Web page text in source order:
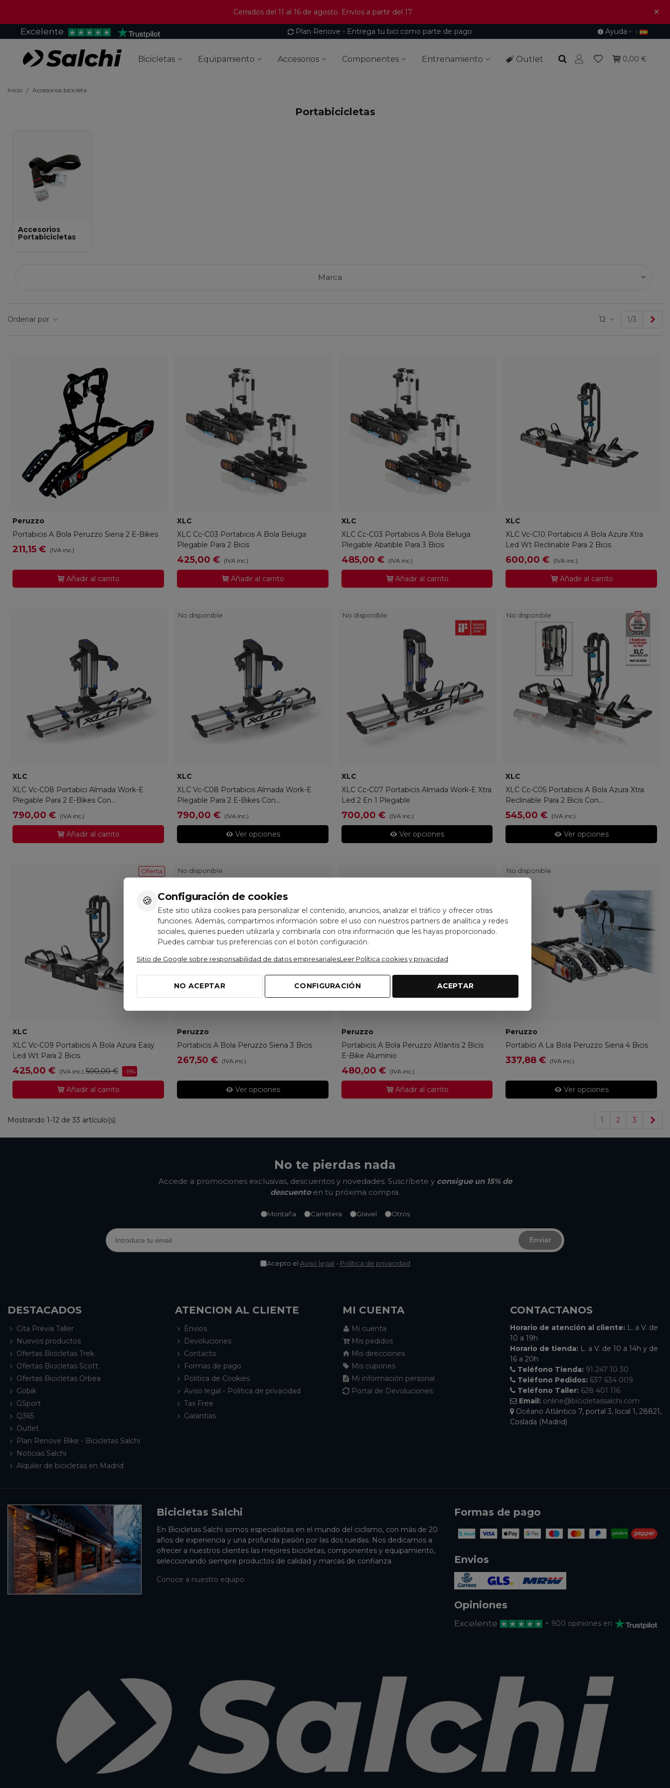
🍪 Configuración de cookies
Este sitio utiliza cookies para personalizar el contenido, anuncios, analizar el tráfico y ofrecer otras
funciones. Además, compartimos información sobre el uso con nuestros partners de analítica y redes
sociales, quienes pueden utilizarla y combinarla con otra información que les hayas proporcionado.
Puedes cambiar tus preferencias con el botón configuración.
Sitio de Google sobre responsabilidad de datos empresarialesLeer Política cookies y privacidad
ACEPTAR
CONFIGURACIÓN
NO ACEPTAR
Cerrados del 11 al 16 de agosto. Envíos a partir del 17 ×
Excelente Plan Renove - Entrega tu bici como parte de pago Ayuda
Bicicletas Equipamiento Accesorios Componentes Entrenamiento Outlet 0,00 €
Inicio / Accesorios bicicleta
Portabicicletas
Accesorios
Portabicicletas
Marca
Ordenar por 12 1/3
Peruzzo
Portabicis A Bola Peruzzo Siena 2 E-Bikes
211,15 € (IVA inc.)
Añadir al carrito
XLC
XLC Cc-C03 Portabicis A Bola Beluga
Plegable Para 2 Bicis
425,00 € (IVA inc.)
Añadir al carrito
XLC
XLC Cc-C03 Portabicis A Bola Beluga
Plegable Abatible Para 3 Bicis
485,00 € (IVA inc.)
Añadir al carrito
XLC
XLC Vc-C10 Portabicis A Bola Azura Xtra
Led Wt Reclinable Para 2 Bicis
600,00 € (IVA inc.)
Añadir al carrito
XLC
XLC Vc-C08 Portabici Almada Work-E
Plegable Para 2 E-Bikes Con...
790,00 € (IVA inc.)
Añadir al carrito
No disponible
XLC
XLC Vc-C08 Portabicis Almada Work-E
Plegable Para 2 E-Bikes Con...
790,00 € (IVA inc.)
Ver opciones
No disponible
XLC
XLC Cc-C07 Portabicis Almada Work-E Xtra
Led 2 En 1 Plegable
700,00 € (IVA inc.)
Ver opciones
No disponible
XLC
XLC Cc-C05 Portabicis A Bola Azura Xtra
Reclinable Para 2 Bicis Con...
545,00 € (IVA inc.)
Ver opciones
Oferta
XLC
XLC Vc-C09 Portabicis A Bola Azura Easy
Led Wt Para 2 Bicis
425,00 € (IVA inc.) 500,00 € -15%
Añadir al carrito
No disponible
Peruzzo
Portabicis A Bola Peruzzo Siena 3 Bicis
267,50 € (IVA inc.)
Ver opciones
Peruzzo
Portabicis A Bola Peruzzo Atlantis 2 Bicis
E-Bike Aluminio
480,00 € (IVA inc.)
Añadir al carrito
No disponible
Peruzzo
Portabici A La Bola Peruzzo Siena 4 Bicis
337,88 € (IVA inc.)
Ver opciones
Mostrando 1-12 de 33 artículo(s) 1 2 3
No te pierdas nada
Accede a promociones exclusivas, descuentos y novedades. Suscríbete y consigue un 15% de
descuentoen tu próxima compra.
Montaña Carretera Gravel Otros
Enviar
Acepto el Aviso legal - Política de privacidad
DESTACADOS
Cita Previa Taller
Nuevos productos
Ofertas Bicicletas Trek
Ofertas Bicicletas Scott
Ofertas Bicicletas Orbea
Gobik
GSport
Q365
Outlet
Plan Renove Bike - Bicicletas Salchi
Noticias Salchi
Alquiler de bicicletas en Madrid
ATENCION AL CLIENTE
Envios
Devoluciones
Contacto
Formas de pago
Politica de Cookies
Aviso legal - Política de privacidad
Tax Free
Garantias
MI CUENTA
Mi cuenta
Mis pedidos
Mis direcciones
Mis cupones
Mi información personal
Portal de Devoluciones
CONTACTANOS
Horario de atención al cliente: L. a V. de
10 a 19h
Horario de tienda: L. a V. de 10 a 14h y de
16 a 20h
Teléfono Tienda: 91 247 10 30
Teléfono Pedidos: 637 634 009
Teléfono Taller: 628 401 116
Email: online@bicicletassalchi.com
Océano Atlántico 7, portal 3, local 1, 28821,
Coslada (Madrid)
Bicicletas Salchi
En Bicicletas Salchi somos especialistas en el mundo del ciclismo, con más de 20
años de experiencia y una profunda pasión por las dos ruedas. Nos dedicamos a
ofrecer a nuestros clientes las mejores bicicletas, componentes y equipamiento,
seleccionando siempre productos de calidad y marcas de confianza.
Conoce a nuestro equipo
Formas de pago
Envios
Opiniones
Excelente + 900 opiniones en